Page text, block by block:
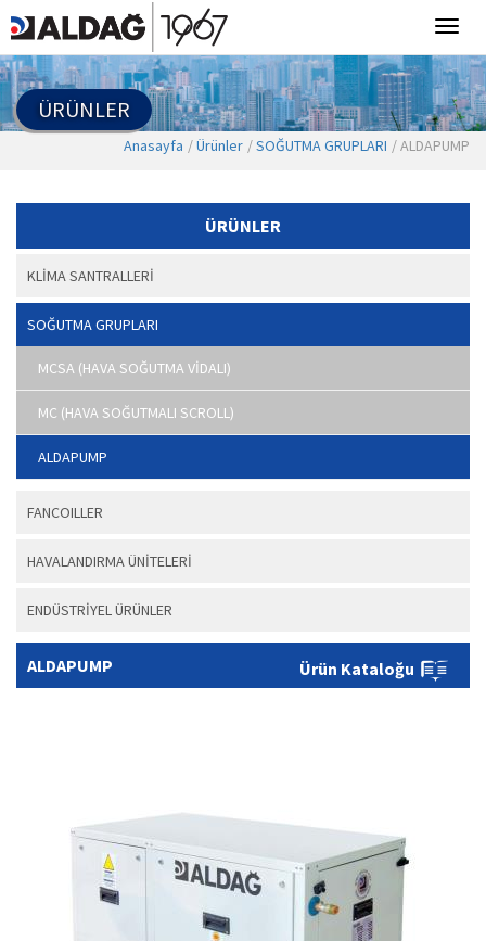
ÜRÜNLER
Anasayfa Ürünler SOĞUTMA GRUPLARI ALDAPUMP
ÜRÜNLER
KLİMA SANTRALLERİ
SOĞUTMA GRUPLARI
MCSA (HAVA SOĞUTMA VİDALI)
MC (HAVA SOĞUTMALI SCROLL)
ALDAPUMP
FANCOILLER
HAVALANDIRMA ÜNİTELERİ
ENDÜSTRİYEL ÜRÜNLER
ALDAPUMP Ürün Kataloğu